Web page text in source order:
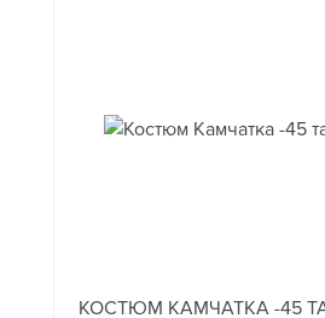
КОСТЮМ КАМЧАТКА -45